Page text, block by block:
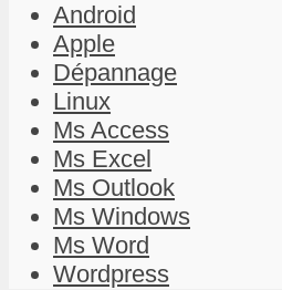
Android
Apple
Dépannage
Linux
Ms Access
Ms Excel
Ms Outlook
Ms Windows
Ms Word
Wordpress